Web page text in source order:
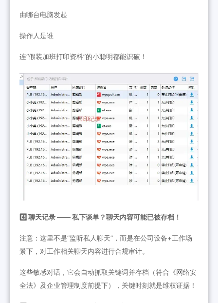
由哪台电脑发起
操作人是谁
连“假装加班打印资料”的小聪明都能识破！
4️⃣ 聊天记录 —— 私下谈单？聊天内容可能已被存档！
注意：这里不是“监听私人聊天”，而是在公司设备+工作场
景下，对工作相关聊天内容进行合规审计。
这些敏感对话，它会自动抓取关键词并存档（符合《网络安
全法》及企业管理制度前提下），关键时刻就是维权证据！